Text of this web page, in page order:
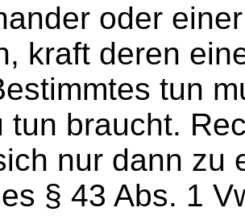
oder
kraft deren
tun
tun braucht.
nur dann zu
§ 43 Abs. 1